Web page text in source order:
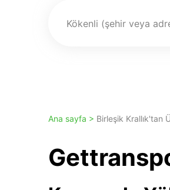
Kökenli (şehir veya
Ana sayfa > Birleşik Krallık'tan